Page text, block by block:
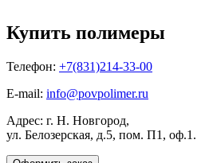
Купить полимеры
Телефон: +7(831)214-33-00
E-mail: info@povpolimer.ru
Адрес: г. Н. Новгород,
ул. Белозерская, д.5, пом. П1, оф.1.